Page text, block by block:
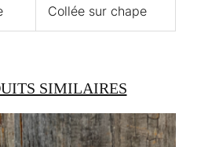
Collée sur chape
SIMILAIRES